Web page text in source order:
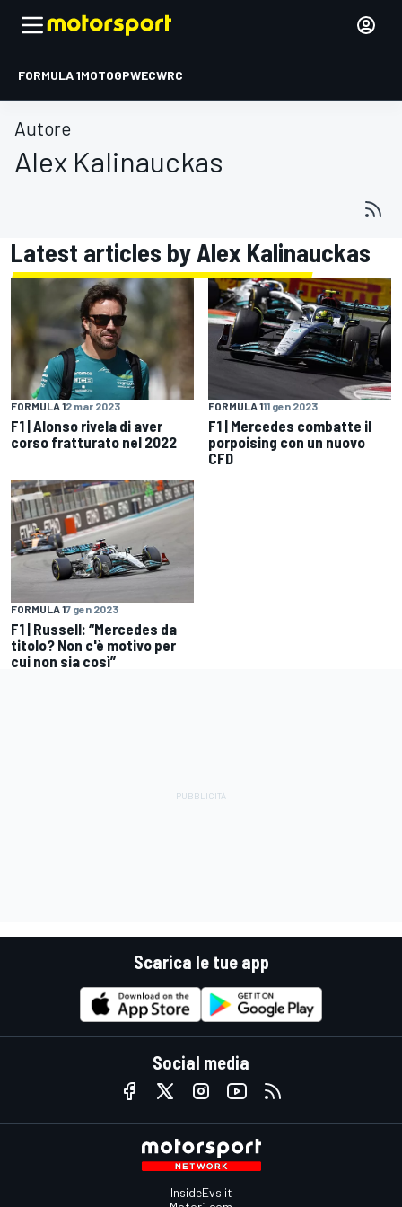
FORMULA 1MOTOGPWECWRC
Autore
Alex Kalinauckas
Latest articles by Alex Kalinauckas
FORMULA 12 mar 2023
F1 | Alonso rivela di aver
corso fratturato nel 2022
FORMULA 111 gen 2023
F1 | Mercedes combatte il
porpoising con un nuovo
CFD
FORMULA 17 gen 2023
F1 | Russell: “Mercedes da
titolo? Non c'è motivo per
cui non sia così”
Scarica le tue app
Social media
InsideEvs.it